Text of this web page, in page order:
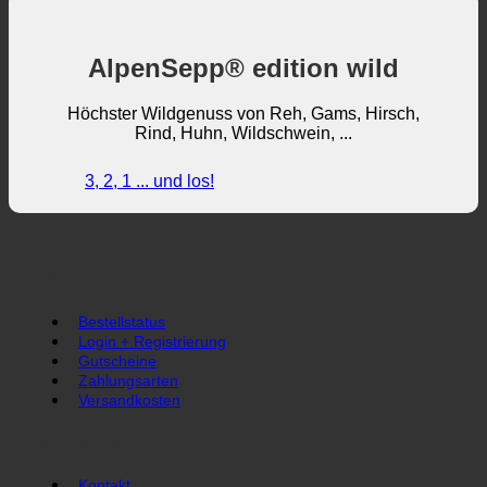
AlpenSepp® edition wild
Höchster Wildgenuss von Reh, Gams, Hirsch,
Rind, Huhn, Wildschwein, ...
3, 2, 1 ... und los!
Bestellstatus
Login + Registrierung
Gutscheine
Zahlungsarten
Versandkosten